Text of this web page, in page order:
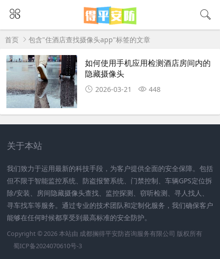
首页 包含"住酒店查找摄像头app"标签的文章
如何使用手机应用检测酒店房间内的
隐藏摄像头
2026-03-21 448
关于本站
我们致力于运用最新的科技手段，为客户提供全面的安全保障。包括
但不限于智能监控系统、防盗报警系统、门禁控制、车辆GPS定位拆
除/安装、房间隐藏摄像头查找、监控探测、窃听检测、寻人找人、
寻车找车等服务。通过专业的技术团队和定制化服务，我们确保客户
能够在任何时候都享受到最高标准的安全防护。
Copyright © 2026 本站由 成都搁得平安防咨询服务有限公司 版权所有
蜀ICP备2024070610号-3